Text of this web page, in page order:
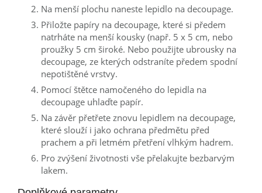
Na menší plochu naneste lepidlo na decoupage.
Přiložte papíry na decoupage, které si předem
natrháte na menší kousky (např. 5 x 5 cm, nebo
proužky 5 cm široké. Nebo použijte ubrousky na
decoupage, ze kterých odstraníte předem spodní
nepotištěné vrstvy.
Pomocí štětce namočeného do lepidla na
decoupage uhlaďte papír.
Na závěr přetřete znovu lepidlem na decoupage,
které slouží i jako ochrana předmětu před
prachem a při letmém přetření vlhkým hadrem.
Pro zvýšení životnosti vše přelakujte bezbarvým
lakem.